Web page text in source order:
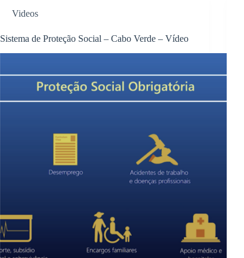
Videos
Sistema de Proteção Social – Cabo Verde – Vídeo